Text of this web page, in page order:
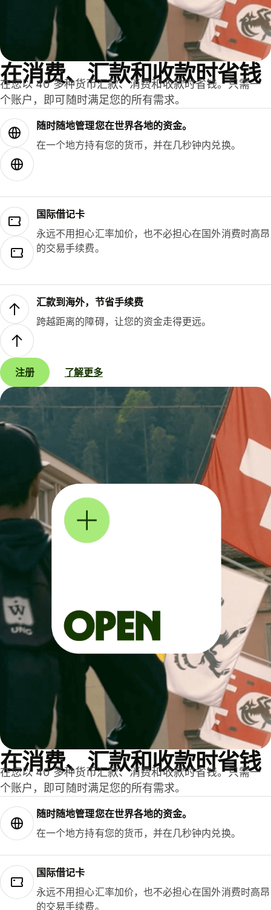
在消费、汇款和收款时省钱
在您以 40 多种货币汇款、消费和收款时省钱。只需一
个账户，即可随时满足您的所有需求。
随时随地管理您在世界各地的资金。
在一个地方持有您的货币，并在几秒钟内兑换。
国际借记卡
永远不用担心汇率加价，也不必担心在国外消费时高昂
的交易手续费。
汇款到海外，节省手续费
跨越距离的障碍，让您的资金走得更远。
注册 了解更多
在消费、汇款和收款时省钱
在您以 40 多种货币汇款、消费和收款时省钱。只需一
个账户，即可随时满足您的所有需求。
随时随地管理您在世界各地的资金。
在一个地方持有您的货币，并在几秒钟内兑换。
国际借记卡
永远不用担心汇率加价，也不必担心在国外消费时高昂
的交易手续费。